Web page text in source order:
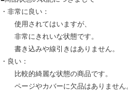
・非常に良い：
使用されてはいますが、
非常にきれいな状態です。
書き込みや線引きはありません。
・良い：
比較的綺麗な状態の商品です。
ページやカバーに欠品はありません